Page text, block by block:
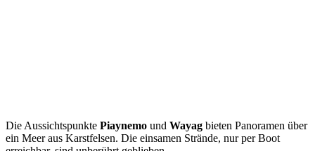
Die Aussichtspunkte Piaynemo und Wayag bieten Panoramen über
ein Meer aus Karstfelsen. Die einsamen Strände, nur per Boot